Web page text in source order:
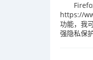
https://
功能，我
强隐私保护